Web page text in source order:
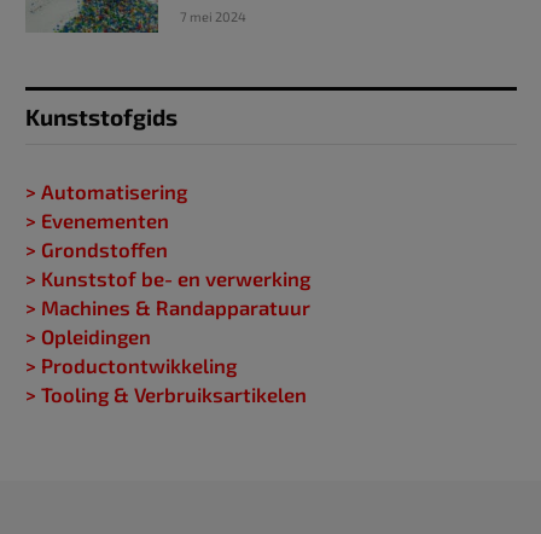
7 mei 2024
Kunststofgids
> Automatisering
> Evenementen
> Grondstoffen
> Kunststof be- en verwerking
> Machines & Randapparatuur
> Opleidingen
> Productontwikkeling
> Tooling & Verbruiksartikelen